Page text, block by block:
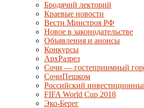
Бродячий лекторий
Краевые новости
Вести Минстроя РФ
Новое в законодательстве
Объявления и анонсы
Конкурсы
АрхРазрез
Сочи — гостеприимный
СочиПешком
Российский
FIFA World Cup 2018
Эко-Берег